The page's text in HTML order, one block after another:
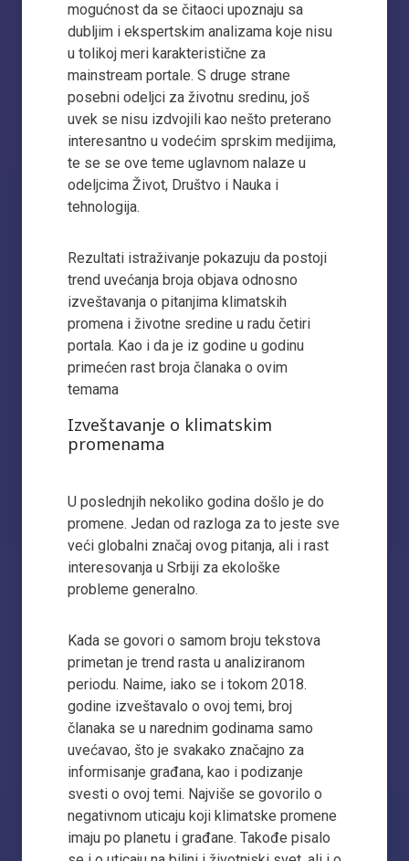
mogućnost da se čitaoci upoznaju sa
dubljim i ekspertskim analizama koje nisu
u tolikoj meri karakteristične za
mainstream portale. S druge strane
posebni odeljci za životnu sredinu, još
uvek se nisu izdvojili kao nešto preterano
interesantno u vodećim sprskim medijima,
te se se ove teme uglavnom nalaze u
odeljcima Život, Društvo i Nauka i
tehnologija.
Rezultati istraživanje pokazuju da postoji
trend uvećanja broja objava odnosno
izveštavanja o pitanjima klimatskih
promena i životne sredine u radu četiri
portala. Kao i da je iz godine u godinu
primećen rast broja članaka o ovim
temama
Izveštavanje o klimatskim
promenama
U poslednjih nekoliko godina došlo je do
promene. Jedan od razloga za to jeste sve
veći globalni značaj ovog pitanja, ali i rast
interesovanja u Srbiji za ekološke
probleme generalno.
Kada se govori o samom broju tekstova
primetan je trend rasta u analiziranom
periodu. Naime, iako se i tokom 2018.
godine izveštavalo o ovoj temi, broj
članaka se u narednim godinama samo
uvećavao, što je svakako značajno za
informisanje građana, kao i podizanje
svesti o ovoj temi. Najviše se govorilo o
negativnom uticaju koji klimatske promene
imaju po planetu i građane. Takođe pisalo